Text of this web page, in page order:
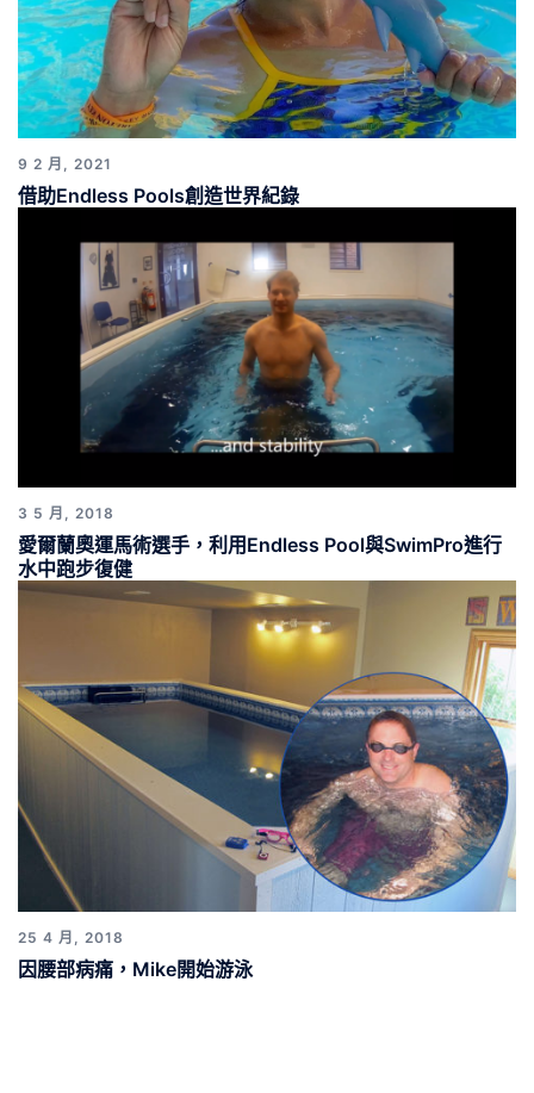
9 2 月, 2021
借助Endless Pools創造世界紀錄
3 5 月, 2018
愛爾蘭奧運馬術選手，利用Endless Pool與SwimPro進行
水中跑步復健
25 4 月, 2018
因腰部病痛，Mike開始游泳